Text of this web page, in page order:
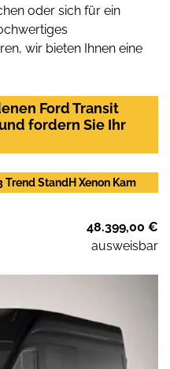
oder sich für ein
wir bieten Ihnen eine
Ford Transit
fordern Sie Ihr
Trend StandH Xenon Kam
48.399,00 €
ausweisbar